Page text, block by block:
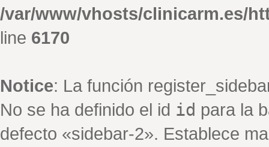
/var/www/vhosts/clinicarm.es/
line 6170
Notice: La función
No se ha definido el id id para la
defecto «sidebar-2». Establece